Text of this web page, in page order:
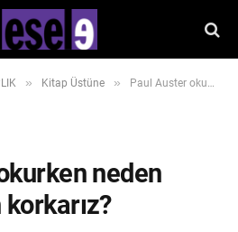
» Kitap Üstüne » Paul Auster okurken neden kendimizden korkarız?
neden